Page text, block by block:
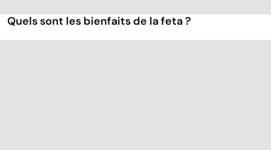
Quels sont les bienfaits de la feta ?